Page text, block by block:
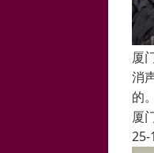
厦
消
的
厦
25-